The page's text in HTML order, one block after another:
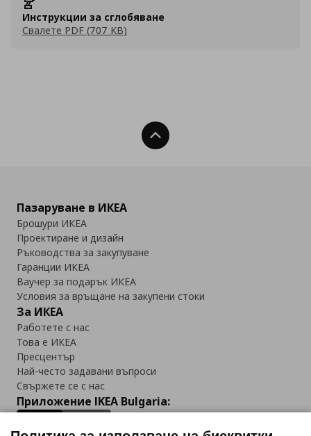
Инструкции за сглобяване
Свалете PDF (707 KB)
Нагоре
Пазаруване в ИКЕА
Брошури ИКЕА
Проектиране и дизайн
Ръководства за закупуване
Гаранции ИКЕА
Ваучер за подарък ИКЕА
Условия за връщане на закупени стоки
За ИКЕА
Работете с нас
Това е ИКЕА
Пресцентър
Най-често задавани въпроси
Свържете се с нас
Приложение IKEA Bulgaria: